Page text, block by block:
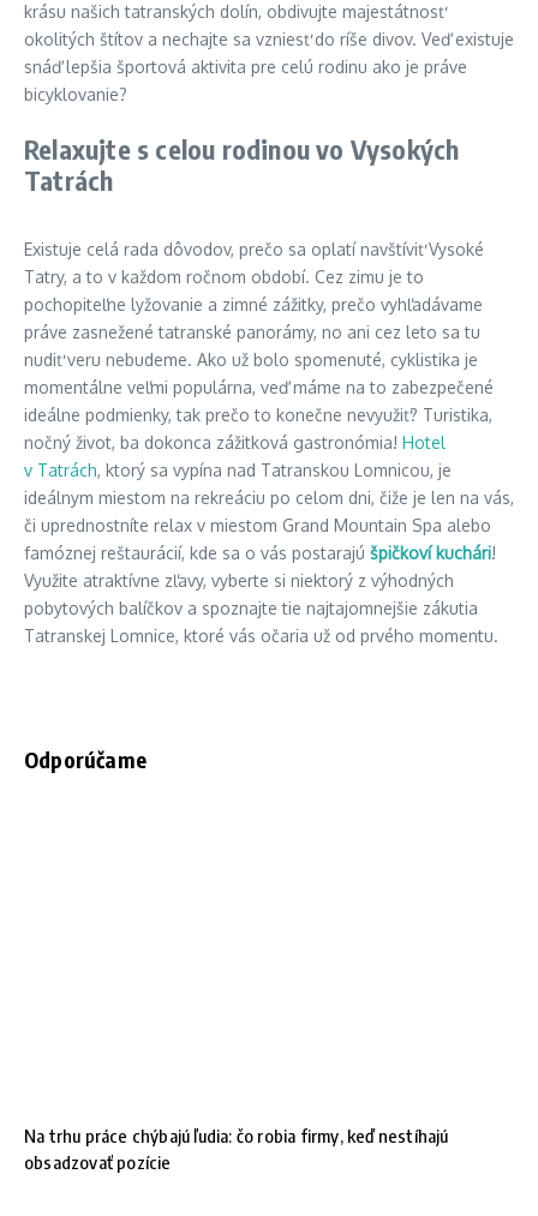
krásu našich tatranských dolín, obdivujte majestátnosť
okolitých štítov a nechajte sa vzniesť do ríše divov. Veď existuje
snáď lepšia športová aktivita pre celú rodinu ako je práve
bicyklovanie?
Relaxujte s celou rodinou vo Vysokých
Tatrách
Existuje celá rada dôvodov, prečo sa oplatí navštíviť Vysoké
Tatry, a to v každom ročnom období. Cez zimu je to
pochopiteľne lyžovanie a zimné zážitky, prečo vyhľadávame
práve zasnežené tatranské panorámy, no ani cez leto sa tu
nudiť veru nebudeme. Ako už bolo spomenuté, cyklistika je
momentálne veľmi populárna, veď máme na to zabezpečené
ideálne podmienky, tak prečo to konečne nevyužiť? Turistika,
nočný život, ba dokonca zážitková gastronómia! Hotel
v Tatrách, ktorý sa vypína nad Tatranskou Lomnicou, je
ideálnym miestom na rekreáciu po celom dni, čiže je len na vás,
či uprednostníte relax v miestom Grand Mountain Spa alebo
famóznej reštaurácií, kde sa o vás postarajú špičkoví kuchári!
Využite atraktívne zľavy, vyberte si niektorý z výhodných
pobytových balíčkov a spoznajte tie najtajomnejšie zákutia
Tatranskej Lomnice, ktoré vás očaria už od prvého momentu.
Odporúčame
Na trhu práce chýbajú ľudia: čo robia firmy, keď nestíhajú
obsadzovať pozície